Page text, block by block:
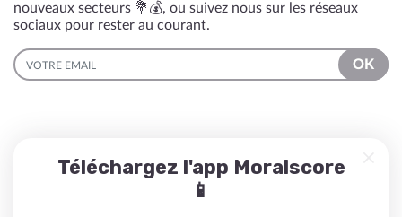
nouveaux secteurs 💐💰, ou suivez nous sur les réseaux
sociaux pour rester au courant.
EMAIL
OK
Téléchargez l'app Moralscore
📱